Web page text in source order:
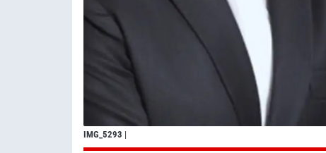
IMG_5293 |